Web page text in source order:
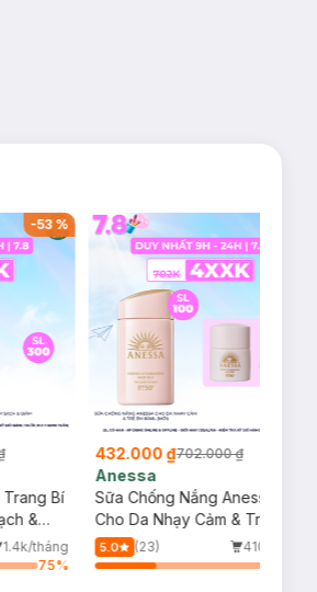
-53%
Bí
&
1.4k/tháng
75%
432.000 ₫702.000 ₫
Anessa
Sữa Chống Nắng Anessa
Cho Da Nhạy Cảm & Trẻ Em
60ml (Mới)
5.0 (23)
410/tháng